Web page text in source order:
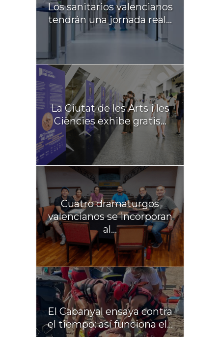
Los sanitarios valencianos
tendrán una jornada real...
La Ciutat de les Arts i les
Ciències exhibe gratis...
Cuatro dramaturgos
valencianos se incorporan
al...
El Cabanyal ensaya contra
el tiempo: así funciona el...